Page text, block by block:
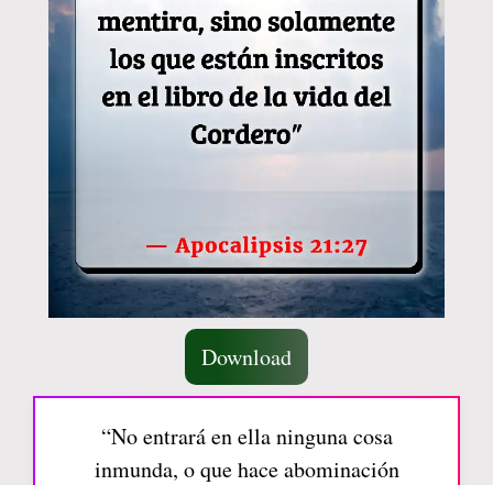
Download
“No entrará en ella ninguna cosa
inmunda, o que hace abominación